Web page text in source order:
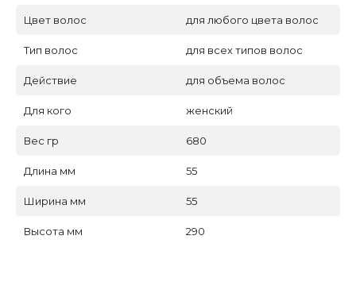
Цвет волос для любого цвета волос
Тип волос для всех типов волос
Действие для объема волос
Для кого женский
Вес гр 680
Длина мм 55
Ширина мм 55
Высота мм 290